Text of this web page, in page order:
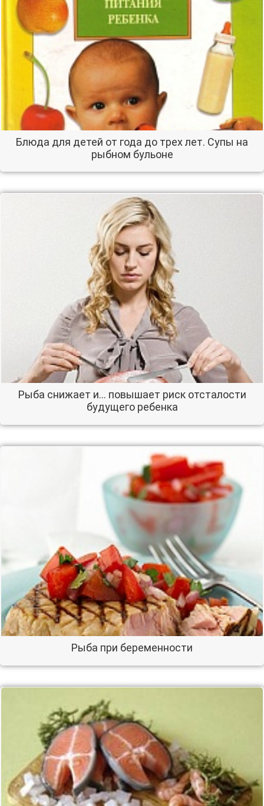
Блюда для детей от года до трех лет. Супы на
рыбном бульоне
Рыба снижает и… повышает риск отсталости
будущего ребенка
Рыба при беременности